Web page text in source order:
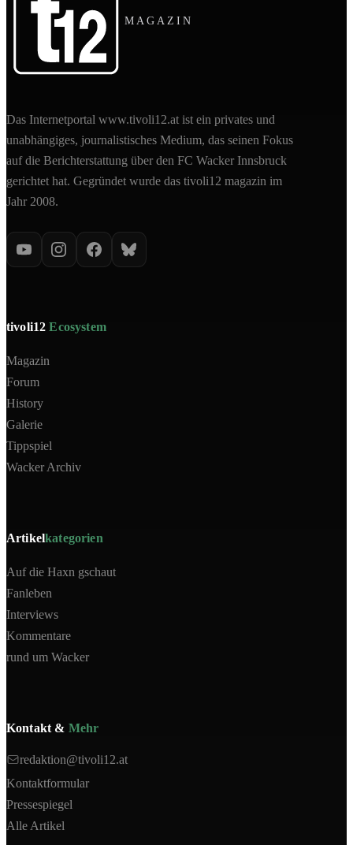
MAGAZIN
Das Internetportal www.tivoli12.at ist ein privates und
unabhängiges, journalistisches Medium, das seinen Fokus
auf die Berichterstattung über den FC Wacker Innsbruck
gerichtet hat. Gegründet wurde das tivoli12 magazin im
Jahr 2008.
tivoli12Ecosystem
Magazin
Forum
History
Galerie
Tippspiel
Wacker Archiv
Artikelkategorien
Auf die Haxn gschaut
Fanleben
Interviews
Kommentare
rund um Wacker
Kontakt & Mehr
redaktion@tivoli12.at
Kontaktformular
Pressespiegel
Alle Artikel